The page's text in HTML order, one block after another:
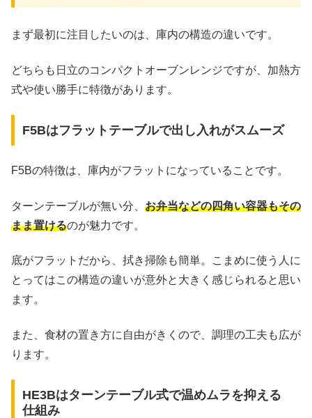
まず最初に注目したいのは、庫内の構造の違いです。
どちらも日立のコンパクトオーブンレンジですが、加熱方
式や使い勝手に特徴があります。
F5Bはフラットテーブルで出し入れがスムーズ
F5Bの特徴は、庫内がフラットになっていることです。
ターンテーブルが無い分、 お弁当などの四角い容器もその
まま置けるのが魅力です。
底がフラットだから、拭き掃除も簡単。こまめに使う人に
とってはこの構造の違いが意外と大きく感じられると思い
ます。
また、食材の置き方に自由がきくので、調理の工夫も広が
ります。
HE3Bはターンテーブル式で温めムラを抑える
仕組み